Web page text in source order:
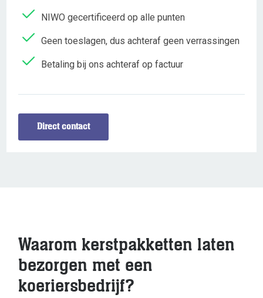
NIWO gecertificeerd op alle punten
Geen toeslagen, dus achteraf geen verrassingen
Betaling bij ons achteraf op factuur
Direct contact
Waarom kerstpakketten laten
bezorgen met een
koeriersbedrijf?